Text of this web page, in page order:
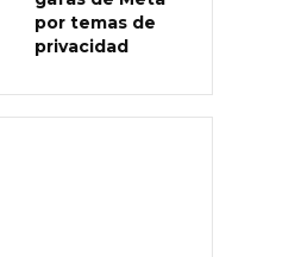
por temas de
privacidad